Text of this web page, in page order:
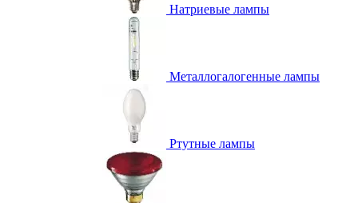
Натриевые лампы
Металлогалогенные лампы
Ртутные лампы